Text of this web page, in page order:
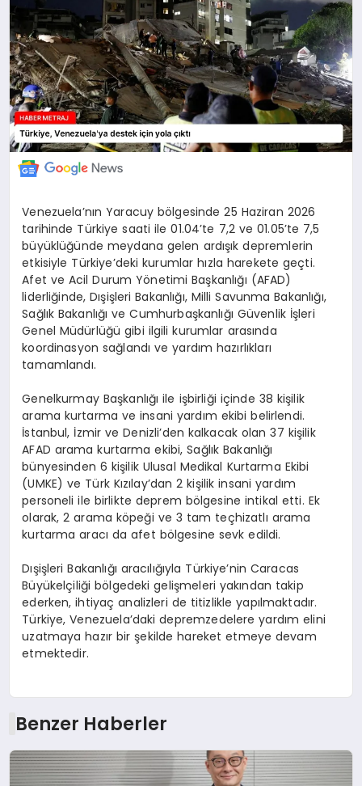
TEKNOLOJİ
SAĞLIK
EĞİTİM
Venezuela’nın Yaracuy bölgesinde 25 Haziran 2026
tarihinde Türkiye saati ile 01.04’te 7,2 ve 01.05’te 7,5
büyüklüğünde meydana gelen ardışık depremlerin
etkisiyle Türkiye’deki kurumlar hızla harekete geçti.
Afet ve Acil Durum Yönetimi Başkanlığı (AFAD)
liderliğinde, Dışişleri Bakanlığı, Milli Savunma Bakanlığı,
Sağlık Bakanlığı ve Cumhurbaşkanlığı Güvenlik İşleri
Genel Müdürlüğü gibi ilgili kurumlar arasında
koordinasyon sağlandı ve yardım hazırlıkları
tamamlandı.
Genelkurmay Başkanlığı ile işbirliği içinde 38 kişilik
arama kurtarma ve insani yardım ekibi belirlendi.
İstanbul, İzmir ve Denizli’den kalkacak olan 37 kişilik
AFAD arama kurtarma ekibi, Sağlık Bakanlığı
bünyesinden 6 kişilik Ulusal Medikal Kurtarma Ekibi
(UMKE) ve Türk Kızılay’dan 2 kişilik insani yardım
personeli ile birlikte deprem bölgesine intikal etti. Ek
olarak, 2 arama köpeği ve 3 tam teçhizatlı arama
kurtarma aracı da afet bölgesine sevk edildi.
Dışişleri Bakanlığı aracılığıyla Türkiye’nin Caracas
Büyükelçiliği bölgedeki gelişmeleri yakından takip
ederken, ihtiyaç analizleri de titizlikle yapılmaktadır.
Türkiye, Venezuela’daki depremzedelere yardım elini
uzatmaya hazır bir şekilde hareket etmeye devam
etmektedir.
Benzer Haberler